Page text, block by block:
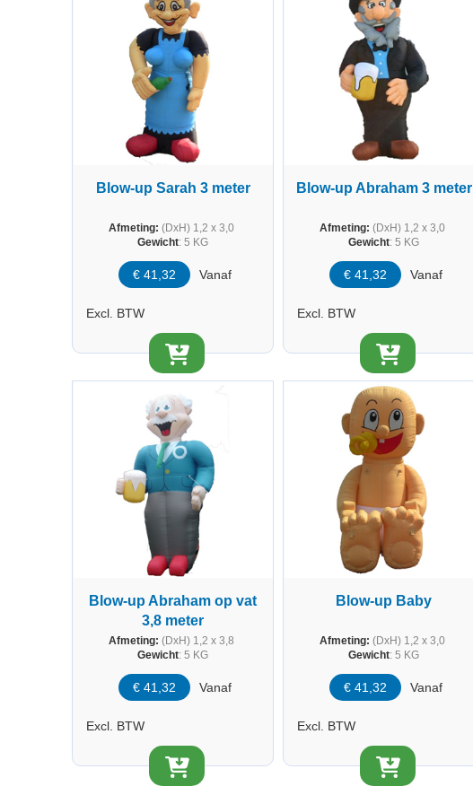
Blow-up Sarah 3 meter
Afmeting: (DxH) 1,2 x 3,0
Gewicht: 5 KG
Vanaf
€ 41,32
Excl. BTW
Blow-up Abraham 3 meter
Afmeting: (DxH) 1,2 x 3,0
Gewicht: 5 KG
Vanaf
€ 41,32
Excl. BTW
Blow-up Abraham op vat
3,8 meter
Afmeting: (DxH) 1,2 x 3,8
Gewicht: 5 KG
Vanaf
€ 41,32
Excl. BTW
Blow-up Baby
Afmeting: (DxH) 1,2 x 3,0
Gewicht: 5 KG
Vanaf
€ 41,32
Excl. BTW